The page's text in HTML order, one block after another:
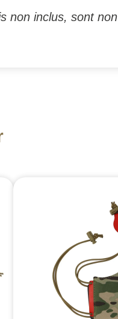
non inclus, sont non